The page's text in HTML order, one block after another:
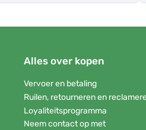
Alles over kopen
Vervoer en betaling
Ruilen, retourneren en
Loyaliteitsprogramma
Neem contact op met